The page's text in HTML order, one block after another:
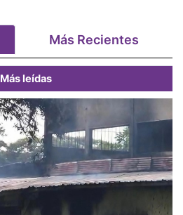
Más Recientes
Más leídas